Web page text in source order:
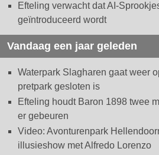
Efteling verwacht dat AI-
geïntroduceerd wordt
Vandaag een jaar geleden
Waterpark Slagharen gaat weer
pretpark gesloten is
Efteling houdt Baron 1898 twee
er gebeuren
Video: Avonturenpark
illusieshow met Alfredo Lorenzo